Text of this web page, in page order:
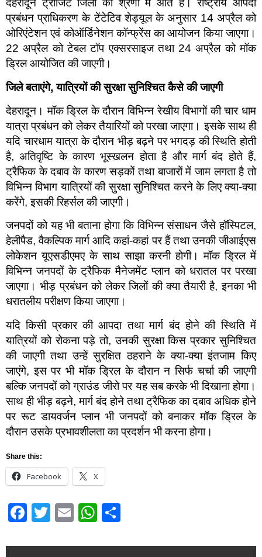
देहरादून ट्रांजिट जिलों की श्रेणी में आते हैं। राष्ट्रीय आपदा
प्रबंधन प्राधिकरण के टेंटेटिव शेड्यूल के अनुसार 14 अप्रैल को
ओरिएंटेशन एवं कोऑर्डिनेशन कॉन्फ्रेंस का आयोजन किया जाएगा।
22 अप्रैल को टेबल टॉप एक्सरसाइज तथा 24 अप्रैल को मॉक
ड्रिल आयोजित की जाएगी।
जिले बताएंगे,यात्रियों की सुरक्षा सुनिश्चित कैसे की जाएगी
देहरादून। मॉक ड्रिल के दौरान विभिन्न रेखीय विभागों की चार धाम
यात्रा प्रबंधन को लेकर तैयारियों को परखा जाएगा। इसके साथ ही
यदि चारधाम यात्रा के दौरान भीड़ बढ़ने पर भगदड़ की स्थिति होती
है, अतिवृष्टि के कारण भूस्खलन होता है और मार्ग बंद होते हैं,
ट्रैफिक के दबाव के कारण सड़कों तथा बाजारों में जाम लगता है तो
विभिन्न विभाग यात्रियों की सुरक्षा सुनिश्चित करने के लिए क्या-क्या
करेंगे, इसकी रिहर्सल की जाएगी।
जनपदों को यह भी बताना होगा कि विभिन्न संसाधन जैसे हॉस्पिटल,
हेलीपैड, वैकल्पिक मार्ग आदि कहां-कहां पर हैं तथा उनकी जीआईएस
लोकेशन यूएसडीएमए के साथ साझा करनी होगी। मॉक ड्रिल में
विभिन्न जनपदों के ट्रैफिक मैनेजमेंट प्लान को धरातल पर परखा
जाएगा। भीड़ प्रबंधन को लेकर जिलों की क्या तैयारी है, इनका भी
धरातलीय परीक्षण किया जाएगा।
यदि किसी प्रकार की आपदा तथा मार्ग बंद होने की स्थिति में
यात्रियों को रोकना पड़े तो, उनकी सुरक्षा किस प्रकार सुनिश्चित
की जाएगी तथा उन्हें सुरक्षित ठहराने के क्या-क्या इंतजाम किए
जाएंगे, इस पर भी मॉक ड्रिल के दौरान न सिर्फ चर्चा की जाएगी
बल्कि जनपदों को ग्राउंड जीरो पर यह सब करके भी दिखाना होगा।
साथ ही भीड़ बढ़ने, मार्ग बंद होने तथा ट्रैफिक का दबाव अधिक होने
पर रूट डायवर्जन प्लान भी जनपदों को बनाकर मॉक ड्रिल के
दौरान उसके प्रभावशीलता का प्रदर्शन भी करना होगा।
Share this:
Facebook X
Facebook
Twitter
EmailWhatsApp